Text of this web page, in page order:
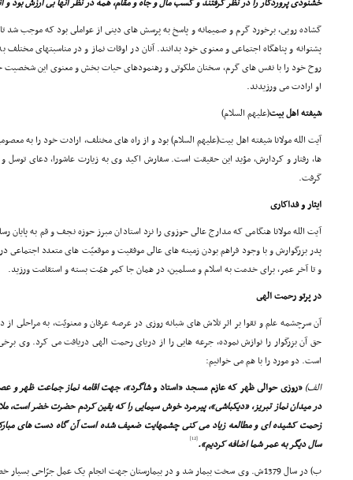
خشنودى پروردگار را در نظر گرفتند و کسب مال و جاه و مقام، همه در نظر آنها بى ارزش بود
گشاده رویى، برخورد گرم و صمیمانه و پاسخ به پرسش هاى دینى از عواملى بود که موجب شد تا
پشتوانه و پناهگاه اجتماعى و معنوى خود بدانند. آنان در اوقات نماز و در مناسبتهاى
روح خود را با نفس هاى گرم، سخنان ملکوتى و رهنمودهاى حیات بخش و معنوى این شخصیت
او ارادت مى ورزیدند.
شیفته اهل بیت(علیهم السلام)
آیت الله مولانا شیفته اهل بیت(علیهم السلام) بود و از راه هاى مختلف، ارادت خود را به
ها، رفتار و کردارش، مؤید این حقیقت است. سفارش اکید وى به زیارت عاشورا، دعاى توسل
گرفت.
ایثار و فداکارى
آیت الله مولانا هنگامى که مدارج عالى حوزوى را نزد استادان مبرز حوزه نجف و قم به پایان
پدر بزرگوارش و با وجود فراهم بودن زمینه هاى عالى موفقیت و موقعیّت هاى متعدد اجتماعى
و تا آخر عمر، براى خدمت به اسلام و مسلمین، در همان جا کمر همّت بسته و استقامت ورزید.
در پرتو رحمت الهى
آن سرچشمه علم و تقوا بر اثر تلاش هاى شبانه روزى در عرصه عرفان و معنویّت، به مراحلى
حق آن بزرگوار را نوازش نموده، جرعه هایى را از دریاى رحمت الهى دریافت مى کرد. وى
است. دو مورد را با هم مى خوانیم:
الف) «روزى حوالى ظهر که عازم مسجد «استاد وشاگرد»، جهت اقامه نماز جماعت ظهر و
در میدان نماز تبریز، «دیکباشى»، پیرمرد خوش سیمایى را که یقین کردم حضرت خضر است،
زحمت کشیده اى و مطالعه زیاد مى کنى چشمهایت ضعیف شده است آن گاه دست هاى
سال دیگر به عمر شما اضافه کردیم».[12]
ب) در سال 1379ش. وى سخت بیمار شد و در بیمارستان جهت انجام یک عمل جرّاحى